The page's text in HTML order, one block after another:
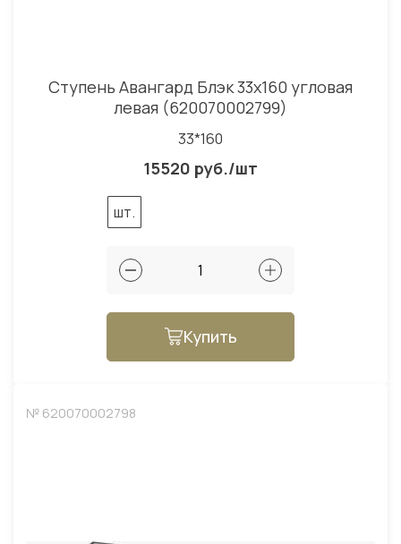
Ступень Авангард Блэк 33x160 угловая
левая (620070002799)
33*160
15520 руб./шт
шт.
Купить
№ 620070002798